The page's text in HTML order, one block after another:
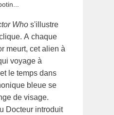
Who s'illustre
A chaque
meurt, cet alien à
voyage à
le temps dans
bleue se
de visage.
Docteur introduit